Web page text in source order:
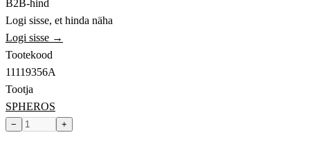
B2B-hind
Logi sisse, et hinda näha
Logi sisse →
Tootekood
11119356A
Tootja
SPHEROS
− +